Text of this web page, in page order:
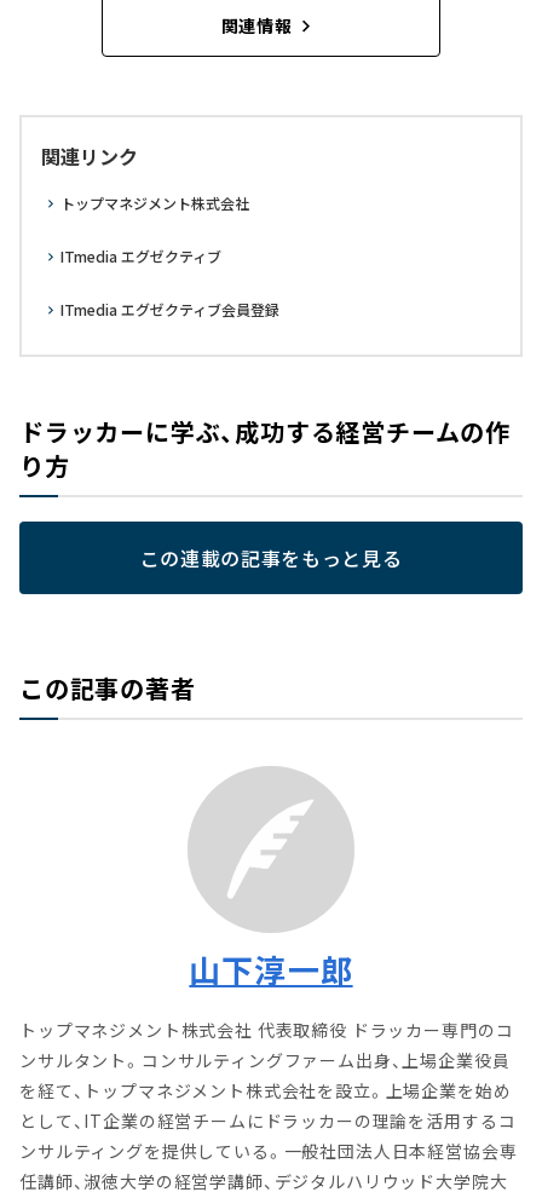
関連情報
関連リンク
トップマネジメント株式会社
ITmedia エグゼクティブ
ITmedia エグゼクティブ会員登録
ドラッカーに学ぶ、成功する経営チームの作
り方
この連載の記事をもっと見る
この記事の著者
山下淳一郎
トップマネジメント株式会社 代表取締役 ドラッカー専門のコ
ンサルタント。コンサルティングファーム出身、上場企業役員
を経て、トップマネジメント株式会社を設立。上場企業を始め
として、IT企業の経営チームにドラッカーの理論を活用するコ
ンサルティングを提供している。一般社団法人日本経営協会専
任講師、淑徳大学の経営学講師、デジタルハリウッド大学院大